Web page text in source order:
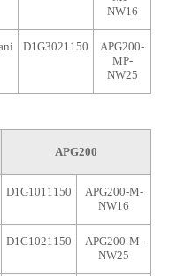
NW16
D1G3021150
APG200-
MP-
NW25
APG200
D1G1011150
APG200-M-
NW16
D1G1021150
APG200-M-
NW25